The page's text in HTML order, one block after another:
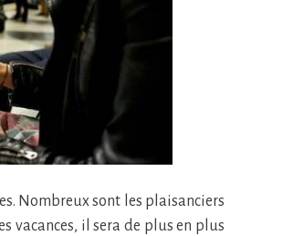
Nombreux sont les plaisanciers
vacances, il sera de plus en plus